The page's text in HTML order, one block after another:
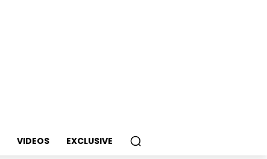
VIDEOS EXCLUSIVE